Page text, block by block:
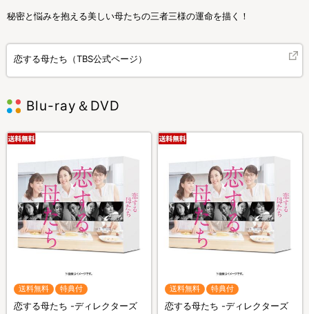
秘密と悩みを抱える美しい母たちの三者三様の運命を描く！
恋する母たち（TBS公式ページ）
Blu-ray＆DVD
送料無料 特典付
恋する母たち -ディレクターズ
送料無料 特典付
恋する母たち -ディレクターズ